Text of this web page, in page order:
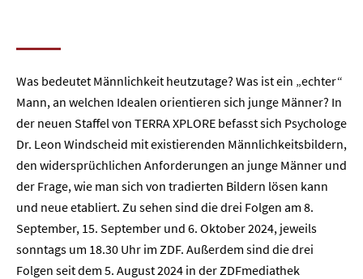
Was bedeutet Männlichkeit heutzutage? Was ist ein „echter“
Mann, an welchen Idealen orientieren sich junge Männer? In
der neuen Staffel von TERRA XPLORE befasst sich Psychologe
Dr. Leon Windscheid mit existierenden Männlichkeitsbildern,
den widersprüchlichen Anforderungen an junge Männer und
der Frage, wie man sich von tradierten Bildern lösen kann
und neue etabliert. Zu sehen sind die drei Folgen am 8.
September, 15. September und 6. Oktober 2024, jeweils
sonntags um 18.30 Uhr im ZDF. Außerdem sind die drei
Folgen seit dem 5. August 2024 in der ZDFmediathek